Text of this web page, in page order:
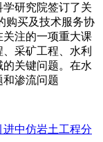
研究院签订了关
购买及技术服务协
注的一项重大课
采矿工程、水利
关键问题。在水
渗流问题